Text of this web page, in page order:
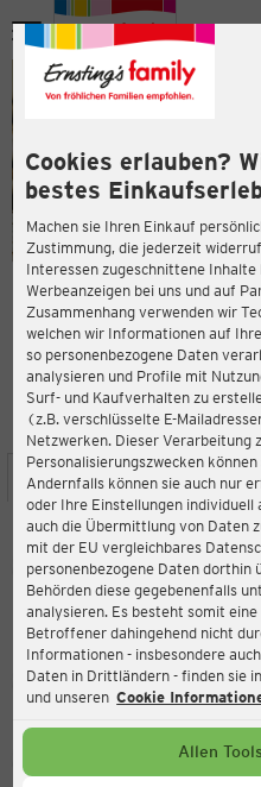
Cookies erlauben?
bestes
Machen sie Ihren Einkauf
Zustimmung, die jederzeit
Interessen zugeschnittene
Werbeanzeigen bei uns und auf
Zusammenhang verwenden wir
welchen wir Informationen auf
so personenbezogene Daten
analysieren und Profile mit
Surf- und Kaufverhalten zu
(z.B. verschlüsselte E-
Netzwerken. Dieser Verarbeitung
Personalisierungszwecken
Andernfalls können sie auch nur
oder Ihre Einstellungen individuell
auch die Übermittlung von Daten
mit der EU vergleichbares
personenbezogene Daten
Behörden diese gegebenenfalls
analysieren. Es besteht somit
Betroffener dahingehend nicht
Informationen - insbesondere
Daten in Drittländern - finden sie
und unseren Cookie
Allen
Menü
ERNSTING'S
06618
4,3
STANDORT SERVICES
Ernsting's family
Weißenfelser Str. 70,
Aktuell:
Geschlossen
Service Hotline